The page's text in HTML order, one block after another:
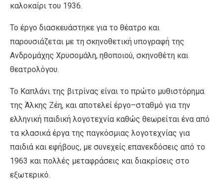
καλοκαίρι του 1936.
Το έργο διασκευάστηκε για το θέατρο και
παρουσιάζεται με τη σκηνοθετική υπογραφή της
Ανδρομάχης Χρυσομάλη, ηθοποιού, σκηνοθέτη και
θεατρολόγου.
Το Καπλάνι της βιτρίνας είναι το πρώτο μυθιστόρημα
της Άλκης Ζέη, και αποτελεί έργο–σταθμό για την
ελληνική παιδική λογοτεχνία καθώς θεωρείται ένα από
τα κλασικά έργα της παγκόσμιας λογοτεχνίας για
παιδιά και εφήβους, με συνεχείς επανεκδόσεις από το
1963 και πολλές μεταφράσεις και διακρίσεις στο
εξωτερικό.